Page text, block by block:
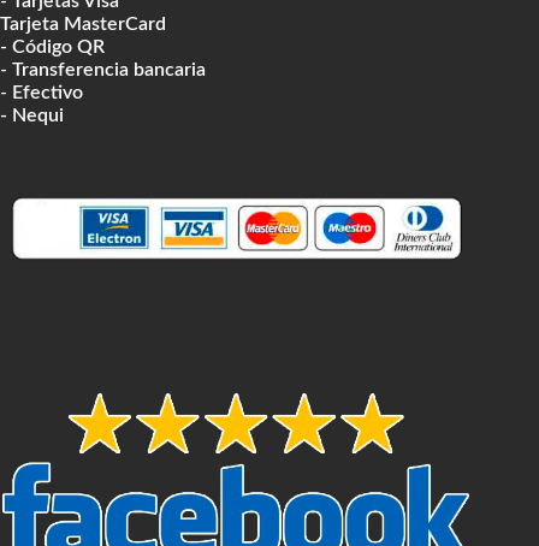
Tarjeta MasterCard
- Código QR
- Transferencia bancaria
- Efectivo
- Nequi